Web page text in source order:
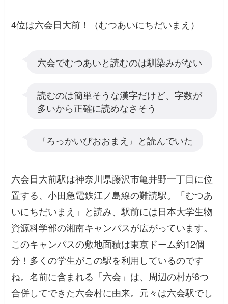
4位は六会日大前！（むつあいにちだいまえ）
六会でむつあいと読むのは馴染みがない
読むのは簡単そうな漢字だけど、字数が
多いから正確に読めなさそう
『ろっかいびおおまえ』と読んでいた
六会日大前駅は神奈川県藤沢市亀井野一丁目に位
置する、小田急電鉄江ノ島線の難読駅。「むつあ
いにちだいまえ」と読み、駅前には日本大学生物
資源科学部の湘南キャンパスが広がっています。
このキャンパスの敷地面積は東京ドーム約12個
分！多くの学生がこの駅を利用しているのです
ね。名前に含まれる「六会」は、周辺の村が6つ
合併してできた六会村に由来。元々は六会駅でし